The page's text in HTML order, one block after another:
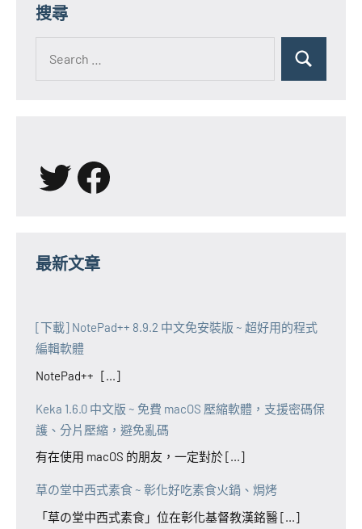
搜尋
for:
Search
X Facebook
最新文章
[下載] NotePad++ 8.9.2 中文免安裝版 ~ 超好用的程式
編輯軟體
NotePad++ [...]
Keka 1.6.0 中文版 ~ 免費 macOS 壓縮軟體，支援密碼保
護、分片壓縮，避免亂碼
有在使用 macOS 的朋友，一定對於 [...]
草の堂中西式素食 ~ 彰化好吃素食火鍋、焗烤
「草の堂中西式素食」位在彰化基督教漢銘醫 [...]